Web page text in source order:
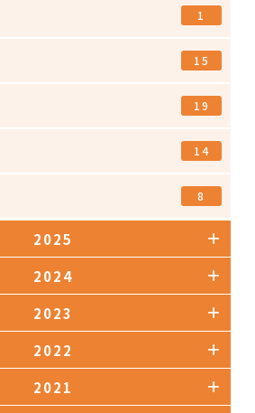
1
15
19
14
8
2025
2024
2023
2022
2021